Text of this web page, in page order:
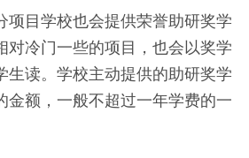
项目学校也会提供荣誉助研奖学
对冷门一些的项目，也会以奖学
生读。学校主动提供的助研奖学
金额，一般不超过一年学费的一